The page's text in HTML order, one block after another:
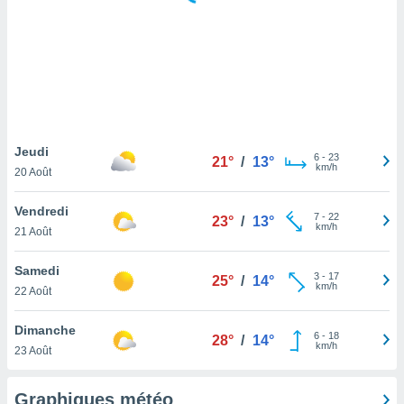
notre
que
et que
Jeudi
20 Août
21° / 13° 6- 23
km/h
Vendredi
21 Août
23° / 13° 7- 22
km/h
Samedi
22 Août
25° / 14° 3- 17
km/h
Dimanche
23 Août
28° / 14° 6- 18
km/h
Graphiques météo